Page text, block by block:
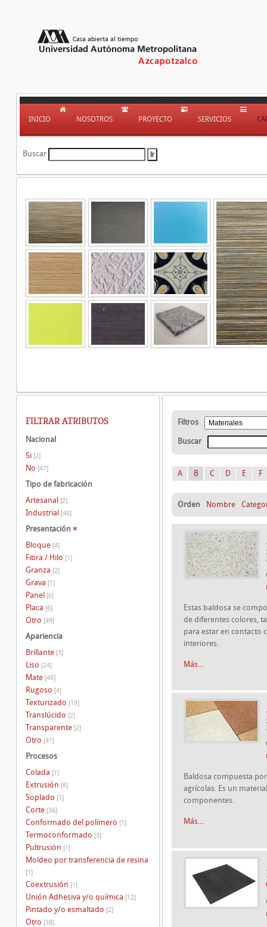
INICIO NOSOTROS PROYECTO SERVICIOS
Buscar
Filtros
Buscar
A B C D E F
Orden Nombre
Estas baldosa se
de diferentes colores,
para estar en contacto
interiores.
Más...
Baldosa compuesta
agrícolas. Es un
componentes.
Más...
FILTRAR ATRIBUTOS
Nacional
Si [2]
No [47]
Tipo de fabricación
Artesanal [2]
Industrial [46]
Presentación ×
Bloque [4]
Fibra / Hilo [1]
Granza [2]
Grava [1]
Panel [6]
Placa [6]
Otro [49]
Apariencia
Brillante [3]
Liso [24]
Mate [46]
Rugoso [4]
Texturizado [19]
Translúcido [2]
Transparente [2]
Otro [41]
Procesos
Colada [1]
Extrusión [8]
Soplado [1]
Corte [36]
Conformado del polímero [1]
Termoconformado [3]
Pultrusión [1]
Moldeo por transferencia de resina
[1]
Coextrusión [1]
Unión Adhesiva y/o química [12]
Pintado y/o esmaltado [2]
Otro [38]